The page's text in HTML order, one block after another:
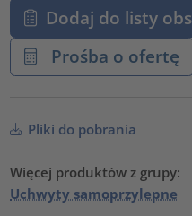
Dodaj do listy
Prośba o ofertę
Pliki do pobrania
Więcej produktów z grupy:
Uchwyty samoprzylepne